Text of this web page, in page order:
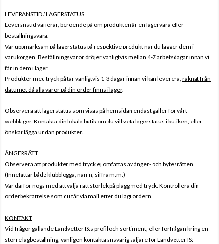
LEVERANSTID / LAGERSTATUS
Leveranstid varierar, beroende på om produkten är en lagervara eller
beställningsvara.
Var uppmärksam på lagerstatus på respektive produkt när du lägger dem i
varukorgen. Beställningsvaror dröjer vanligtvis mellan 4-7 arbetsdagar innan vi
får in dem i lager.
Produkter med tryck på tar vanligtvis 1-3 dagar innan vi kan leverera, räknat från
datumet då alla varor på din order finns i lager.
Observera att lagerstatus som visas på hemsidan endast gäller för vårt
webblager. Kontakta din lokala butik om du vill veta lagerstatus i butiken, eller
önskar lägga undan produkter.
ÅNGERRÄTT
Observera att produkter med tryck ej omfattas av ånger- och bytesrätten.
(Innefattar både klubblogga, namn, siffra m.m.)
Var därför noga med att välja rätt storlek på plagg med tryck. Kontrollera din
orderbekräftelse som du får via mail efter du lagt ordern.
KONTAKT
Vid frågor gällande Landvetter IS:s profil och sortiment, eller förfrågan kring en
större lagbeställning, vänligen kontakta ansvarig säljare för Landvetter IS: